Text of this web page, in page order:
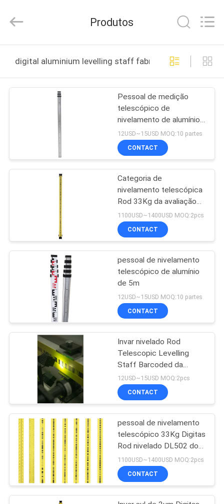
PRODUTOS
EXCURSÃO
CONTROLE
DA
QUALIDADE
CONTACTE-
UMAS
CITAÇÕES
MAPA
SITE
PRIVACY
POLICY
Survey
Instrument
Rights
Produtos
digital aluminium levelling staff fabricação online
Pessoal de medição
telescópico de
nivelamento de alumínio
do pessoal 3m da bolha
12USD~15USD MOQ:10 partes
CONTACT
Categoria de
nivelamento telescópica
Rod 33Kg da avaliação
do pessoal 4mm de
Digitas amarelo
1100USD~1400USD MOQ:2pcs
CONTACT
pessoal de nivelamento
telescópico de alumínio
de 5m
12USD~15USD MOQ:10 partes
CONTACT
Invar nivelado Rod
Telescopic Levelling
Staff Barcoded da
avaliação de Digitas 3m
12USD~15USD MOQ:2pcs
CONTACT
pessoal de nivelamento
telescópico 33Kg Digitas
Rod nivelado DL502 do
Invar com código de
barras de 3m
1100USD~1400USD MOQ:2pcs
CONTACT